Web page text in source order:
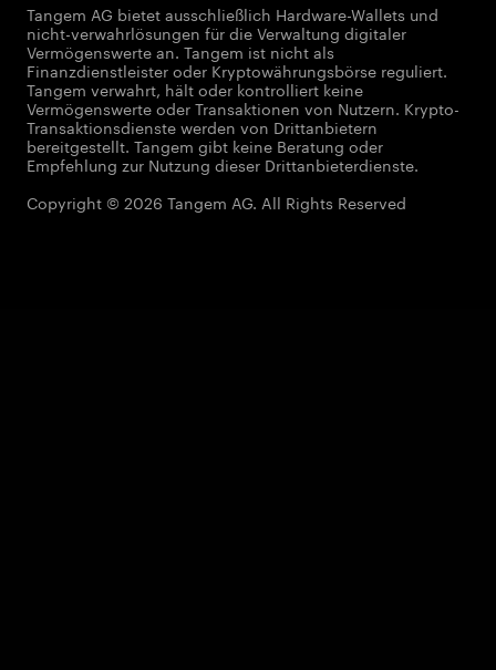
Tangem AG bietet ausschließlich Hardware-Wallets und
nicht-verwahrlösungen für die Verwaltung digitaler
Vermögenswerte an. Tangem ist nicht als
Finanzdienstleister oder Kryptowährungsbörse reguliert.
Tangem verwahrt, hält oder kontrolliert keine
Vermögenswerte oder Transaktionen von Nutzern. Krypto-
Transaktionsdienste werden von Drittanbietern
bereitgestellt. Tangem gibt keine Beratung oder
Empfehlung zur Nutzung dieser Drittanbieterdienste.